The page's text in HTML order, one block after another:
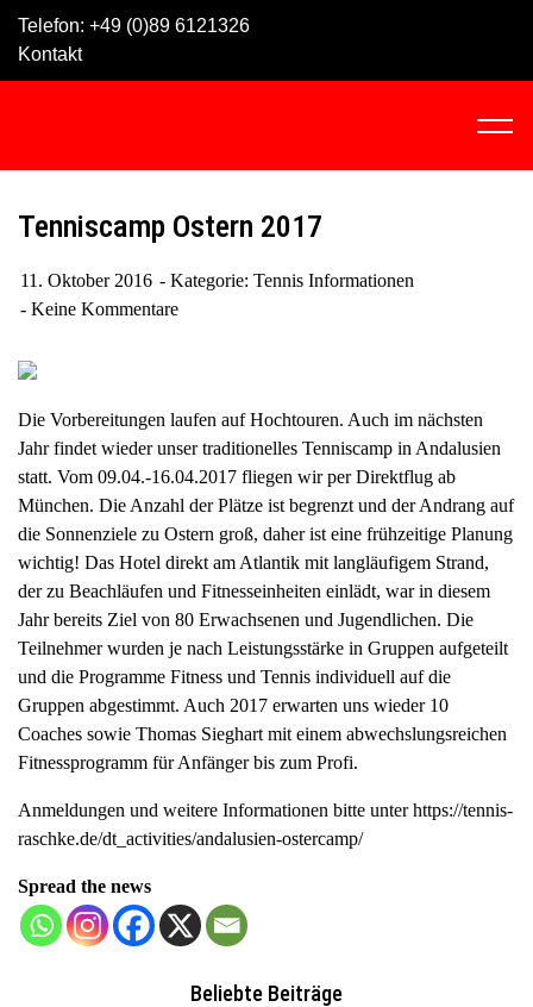
Telefon: +49 (0)89 6121326
Kontakt
C
t
e
n
v
g
i
Tenniscamp Ostern 2017
11. Oktober 2016 Kategorie: Tennis Informationen
Keine Kommentare
Die Vorbereitungen laufen auf Hochtouren. Auch im nächsten
Jahr findet wieder unser traditionelles Tenniscamp in Andalusien
statt. Vom 09.04.-16.04.2017 fliegen wir per Direktflug ab
München. Die Anzahl der Plätze ist begrenzt und der Andrang auf
die Sonnenziele zu Ostern groß, daher ist eine frühzeitige Planung
wichtig! Das Hotel direkt am Atlantik mit langläufigem Strand,
der zu Beachläufen und Fitnesseinheiten einlädt, war in diesem
Jahr bereits Ziel von 80 Erwachsenen und Jugendlichen. Die
Teilnehmer wurden je nach Leistungsstärke in Gruppen aufgeteilt
und die Programme Fitness und Tennis individuell auf die
Gruppen abgestimmt. Auch 2017 erwarten uns wieder 10
Coaches sowie Thomas Sieghart mit einem abwechslungsreichen
Fitnessprogramm für Anfänger bis zum Profi.
Anmeldungen und weitere Informationen bitte unterhttps://tennis-
raschke.de/dt_activities/andalusien-ostercamp/
Spread the news
Beliebte Beiträge